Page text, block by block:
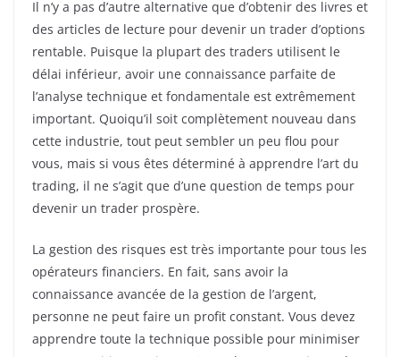
Il n’y a pas d’autre alternative que d’obtenir des livres et
des articles de lecture pour devenir un trader d’options
rentable. Puisque la plupart des traders utilisent le
délai inférieur, avoir une connaissance parfaite de
l’analyse technique et fondamentale est extrêmement
important. Quoiqu’il soit complètement nouveau dans
cette industrie, tout peut sembler un peu flou pour
vous, mais si vous êtes déterminé à apprendre l’art du
trading, il ne s’agit que d’une question de temps pour
devenir un trader prospère.
La gestion des risques est très importante pour tous les
opérateurs financiers. En fait, sans avoir la
connaissance avancée de la gestion de l’argent,
personne ne peut faire un profit constant. Vous devez
apprendre toute la technique possible pour minimiser